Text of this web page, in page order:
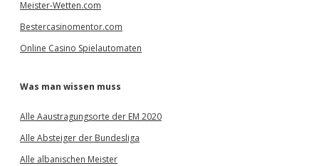
Meister-Wetten.com
Bestercasinomentor.com
Online Casino Spielautomaten
Was man wissen muss
Alle Aaustragungsorte der EM 2020
Alle Absteiger der Bundesliga
Alle albanischen Meister